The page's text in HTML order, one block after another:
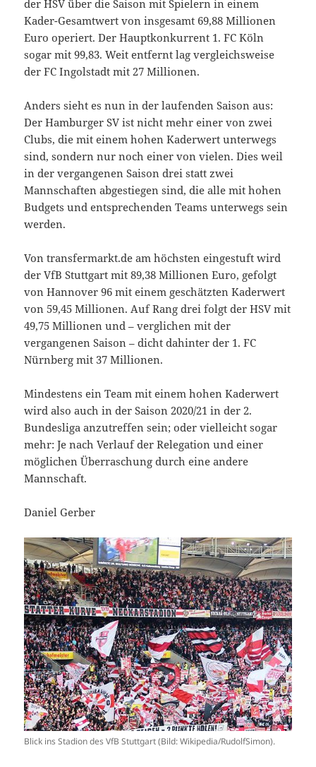
der HSV über die Saison mit Spielern in einem
Kader-Gesamtwert von insgesamt 69,88 Millionen
Euro operiert. Der Hauptkonkurrent 1. FC Köln
sogar mit 99,83. Weit entfernt lag vergleichsweise
der FC Ingolstadt mit 27 Millionen.
Anders sieht es nun in der laufenden Saison aus:
Der Hamburger SV ist nicht mehr einer von zwei
Clubs, die mit einem hohen Kaderwert unterwegs
sind, sondern nur noch einer von vielen. Dies weil
in der vergangenen Saison drei statt zwei
Mannschaften abgestiegen sind, die alle mit hohen
Budgets und entsprechenden Teams unterwegs sein
werden.
Von transfermarkt.de am höchsten eingestuft wird
der VfB Stuttgart mit 89,38 Millionen Euro, gefolgt
von Hannover 96 mit einem geschätzten Kaderwert
von 59,45 Millionen. Auf Rang drei folgt der HSV mit
49,75 Millionen und – verglichen mit der
vergangenen Saison – dicht dahinter der 1. FC
Nürnberg mit 37 Millionen.
Mindestens ein Team mit einem hohen Kaderwert
wird also auch in der Saison 2020/21 in der 2.
Bundesliga anzutreffen sein; oder vielleicht sogar
mehr: Je nach Verlauf der Relegation und einer
möglichen Überraschung durch eine andere
Mannschaft.
Daniel Gerber
Blick ins Stadion des VfB Stuttgart (Bild: Wikipedia/RudolfSimon).